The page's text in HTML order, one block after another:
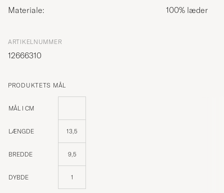
Materiale: 100% læder
ARTIKELNUMMER
12666310
PRODUKTETS MÅL
MÅL I CM
LÆNGDE 13,5
BREDDE 9,5
DYBDE 1